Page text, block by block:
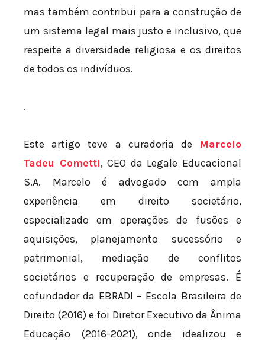
mas também contribui para a construção de
um sistema legal mais justo e inclusivo, que
respeite a diversidade religiosa e os direitos
de todos os indivíduos.
.
Este artigo teve a curadoria de Marcelo
Tadeu Cometti, CEO da Legale Educacional
S.A. Marcelo é advogado com ampla
experiência em direito societário,
especializado em operações de fusões e
aquisições, planejamento sucessório e
patrimonial, mediação de conflitos
societários e recuperação de empresas. É
cofundador da EBRADI – Escola Brasileira de
Direito (2016) e foi Diretor Executivo da Ânima
Educação (2016-2021), onde idealizou e